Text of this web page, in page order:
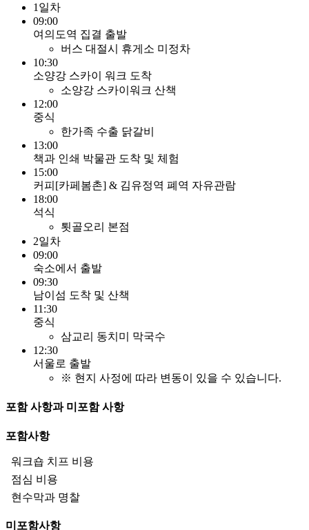
1일차
09:00
여의도역 집결 출발
버스 대절시 휴게소 미정차
10:30
소양강 스카이 워크 도착
소양강 스카이워크 산책
12:00
중식
한가족 수출 닭갈비
13:00
책과 인쇄 박물관 도착 및 체험
15:00
커피[카페봄촌] & 김유정역 폐역 자유관람
18:00
석식
툇골오리 본점
2일차
09:00
숙소에서 출발
09:30
남이섬 도착 및 산책
11:30
중식
삼교리 동치미 막국수
12:30
서울로 출발
※ 현지 사정에 따라 변동이 있을 수 있습니다.
포함 사항과 미포함 사항
포함사항
워크숍 치프 비용
점심 비용
현수막과 명찰
미포함사항